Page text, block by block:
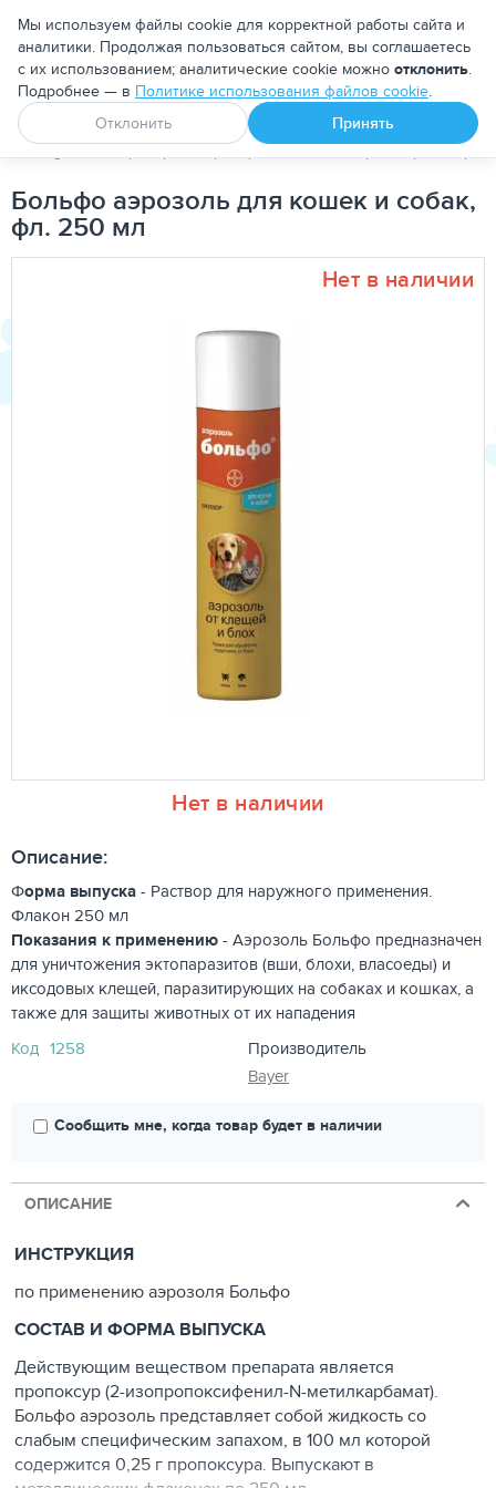
Москва
Апоквел Ветмедин От блох и клещей
PetDog Ветеринарные препараты Антипаразитарные
Больфо аэрозоль для кошек и собак,
фл. 250 мл
Нет в наличии
Нет в наличии
Описание:
Форма выпуска- Раствор для наружного применения.
Флакон 250 мл
Показания к применению- Аэрозоль Больфо предназначен
для уничтожения эктопаразитов (вши, блохи, власоеды) и
иксодовых клещей, паразитирующих на собаках и кошках, а
также для защиты животных от их нападения
Код 1258
Производитель
Bayer
Сообщить мне, когда товар будет в наличии
ОПИСАНИЕ
ИНСТРУКЦИЯ
по применению аэрозоля Больфо
СОСТАВ И ФОРМА ВЫПУСКА
Действующим веществом препарата является
пропоксур (2-изопропоксифенил-N-метилкарбамат).
Больфо аэрозоль представляет собой жидкость со
слабым специфическим запахом, в 100 мл которой
содержится 0,25 г пропоксура. Выпускают в
Мы используем файлы cookie для корректной работы сайта и
аналитики. Продолжая пользоваться сайтом, вы соглашаетесь
с их использованием; аналитические cookie можно отклонить.
Подробнее — в Политике использования файлов cookie.
Отклонить
Принять